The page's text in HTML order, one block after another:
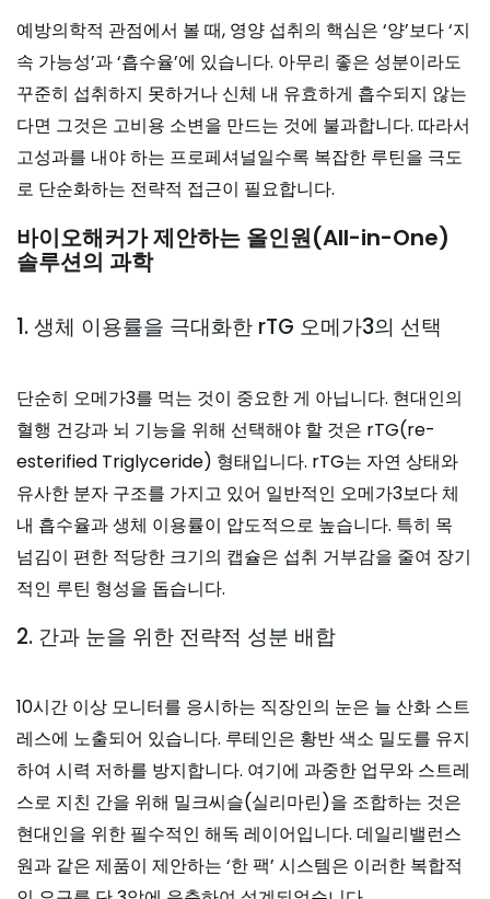
예방의학적 관점에서 볼 때, 영양 섭취의 핵심은 ‘양’보다 ‘지
속 가능성’과 ‘흡수율’에 있습니다. 아무리 좋은 성분이라도
꾸준히 섭취하지 못하거나 신체 내 유효하게 흡수되지 않는
다면 그것은 고비용 소변을 만드는 것에 불과합니다. 따라서
고성과를 내야 하는 프로페셔널일수록 복잡한 루틴을 극도
로 단순화하는 전략적 접근이 필요합니다.
바이오해커가 제안하는 올인원(All-in-One)
솔루션의 과학
1. 생체 이용률을 극대화한 rTG 오메가3의 선택
단순히 오메가3를 먹는 것이 중요한 게 아닙니다. 현대인의
혈행 건강과 뇌 기능을 위해 선택해야 할 것은 rTG(re-
esterified Triglyceride) 형태입니다. rTG는 자연 상태와
유사한 분자 구조를 가지고 있어 일반적인 오메가3보다 체
내 흡수율과 생체 이용률이 압도적으로 높습니다. 특히 목
넘김이 편한 적당한 크기의 캡슐은 섭취 거부감을 줄여 장기
적인 루틴 형성을 돕습니다.
2. 간과 눈을 위한 전략적 성분 배합
10시간 이상 모니터를 응시하는 직장인의 눈은 늘 산화 스트
레스에 노출되어 있습니다. 루테인은 황반 색소 밀도를 유지
하여 시력 저하를 방지합니다. 여기에 과중한 업무와 스트레
스로 지친 간을 위해 밀크씨슬(실리마린)을 조합하는 것은
현대인을 위한 필수적인 해독 레이어입니다. 데일리밸런스
원과 같은 제품이 제안하는 ‘한 팩’ 시스템은 이러한 복합적